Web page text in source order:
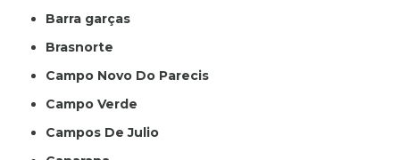
Barra garças
Brasnorte
Campo Novo Do Parecis
Campo Verde
Campos De Julio